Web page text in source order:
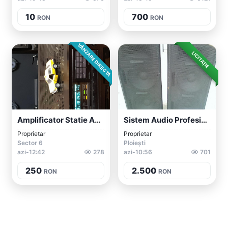
10 RON 700 RON
VÂNZARE DIRECTA
Amplificator Statie Audio Stereo Vintage...
Proprietar
Sector 6
azi-12:42
278
250 RON
LICITAȚIE
Sistem Audio Profesional 1000 Watt
Proprietar
Ploiești
azi-10:56
701
2.500 RON